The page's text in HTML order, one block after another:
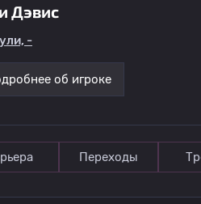
Дэвис
-
об игроке
Переходы